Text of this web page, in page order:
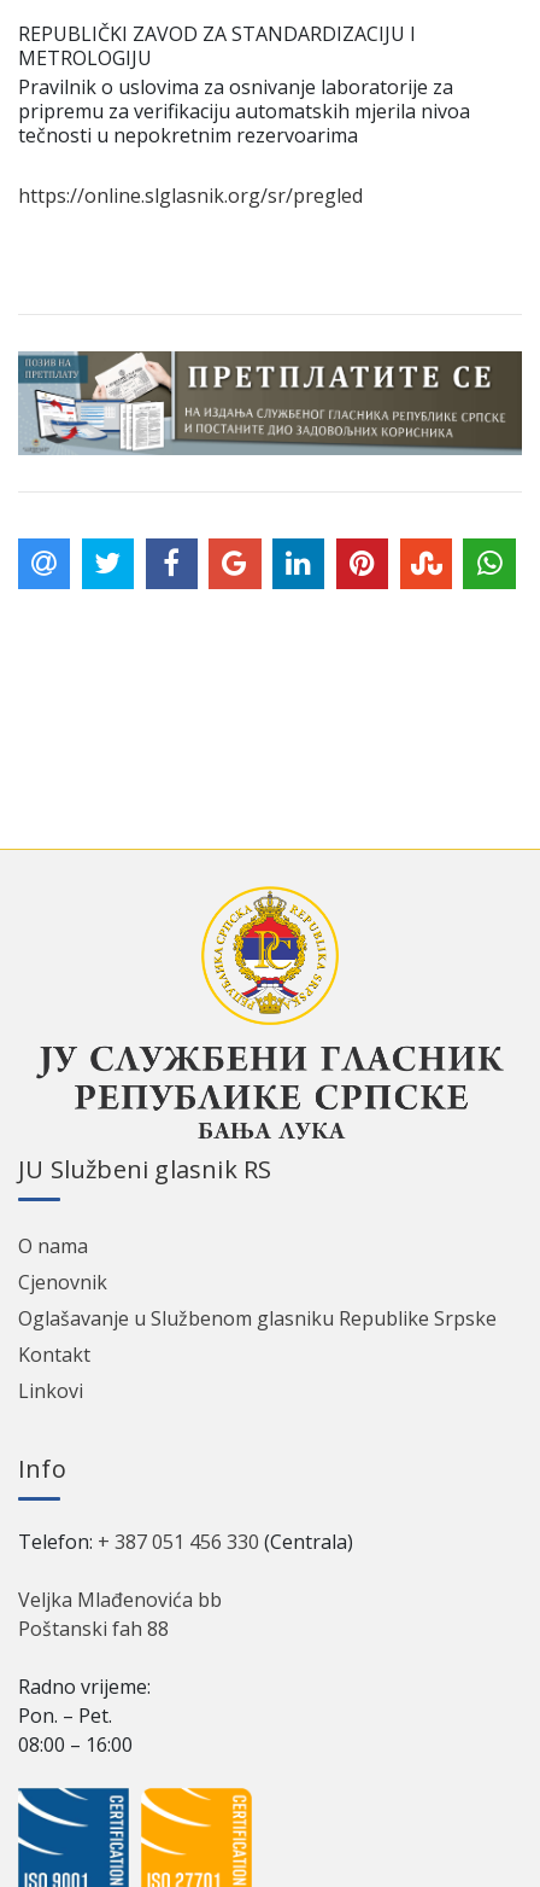
REPUBLIČKI ZAVOD ZA STANDARDIZACIЈU I
METROLOGIЈU
Pravilnik o uslovima za osnivanje laboratoriјe za
pripremu za verifikaciјu automatskih mјerila nivoa
tečnosti u nepokretnim rezervoarima
https://online.slglasnik.org/sr/pregled
ЈU Službeni glasnik RS
O nama
Cјenovnik
Oglašavanje u Službenom glasniku Republike Srpske
Kontakt
Linkovi
Info
Telefon: + 387 051 456 330 (Centrala)
Veljka Mlađenovića bb
Poštanski fah 88
Radno vriјeme:
Pon. – Pet.
08:00 – 16:00